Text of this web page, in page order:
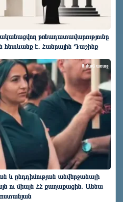
բռնադատավարությունը
հետևանք է. Հանրային Դաշինք
և ընդդիմության անվերջանալի
ու միայն ՀՀ քաղաքացին. Աննա
8 ժամ առաջ